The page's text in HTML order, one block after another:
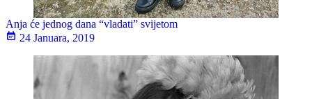
Anja će jednog dana “vladati” svijetom
24 Januara, 2019